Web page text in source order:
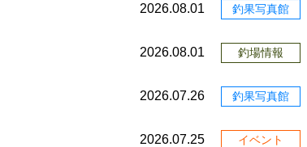
2026.08.01 釣果写真館
2026.08.01 釣場情報
2026.07.26 釣果写真館
2026.07.25 イベント